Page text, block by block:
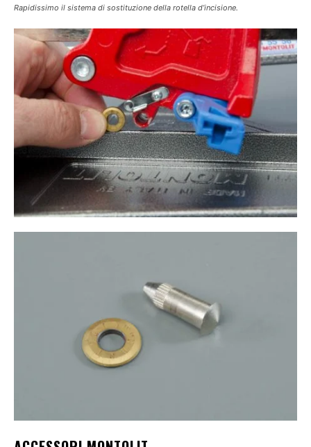
Rapidissimo il sistema di sostituzione della rotella d’incisione.